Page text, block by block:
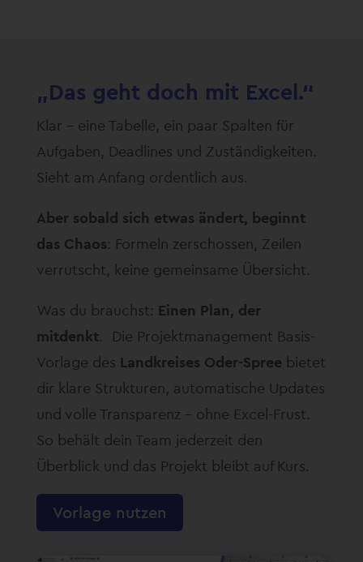
„Das geht doch mit Excel.“
Klar – eine Tabelle, ein paar Spalten für
Aufgaben, Deadlines und Zuständigkeiten.
Sieht am Anfang ordentlich aus.
Aber sobald sich etwas ändert, beginnt
das Chaos: Formeln zerschossen, Zeilen
verrutscht, keine gemeinsame Übersicht.
Was du brauchst: Einen Plan, der
mitdenkt. Die Projektmanagement Basis-
Vorlage des Landkreises Oder-Spree bietet
dir klare Strukturen, automatische Updates
und volle Transparenz – ohne Excel-Frust.
So behält dein Team jederzeit den
Überblick und das Projekt bleibt auf Kurs.
Vorlage nutzen